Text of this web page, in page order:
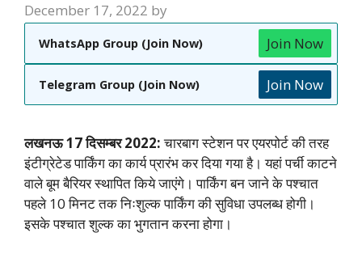
December 17, 2022 by
WhatsApp Group (Join Now) Join Now
Telegram Group (Join Now) Join Now
लखनऊ 17 दिसम्बर 2022:चारबाग स्टेशन पर एयरपोर्ट की तरह
इंटीग्रेटेड पार्किंग का कार्य प्रारंभ कर दिया गया है। यहां पर्ची काटने
वाले बूम बैरियर स्थापित किये जाएंगे। पार्किंग बन जाने के पश्चात
पहले 10 मिनट तक निःशुल्क पार्किंग की सुविधा उपलब्ध होगी।
इसके पश्चात शुल्क का भुगतान करना होगा।